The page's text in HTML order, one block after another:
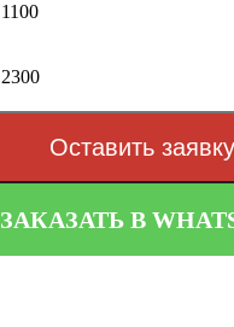
1100
2300
Оставить заявку
ЗАКАЗАТЬ В